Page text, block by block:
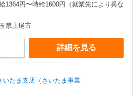
1364円〜時給1600円（就業先により異な
県上尾市
詳細を見る
たま支店（さいたま事業